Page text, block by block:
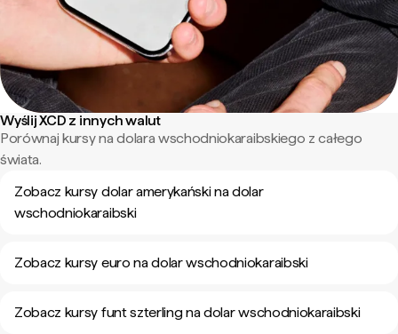
Wyślij XCD z innych walut
Porównaj kursy na dolara wschodniokaraibskiego z całego
świata.
Zobacz kursy dolar amerykański na dolar
wschodniokaraibski
Zobacz kursy euro na dolar wschodniokaraibski
Zobacz kursy funt szterling na dolar wschodniokaraibski